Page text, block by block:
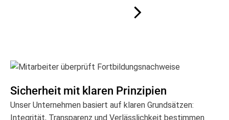
Sicherheit mit klaren Prinzipien
Unser Unternehmen basiert auf klaren Grundsätzen:
Integrität, Transparenz und Verlässlichkeit bestimmen